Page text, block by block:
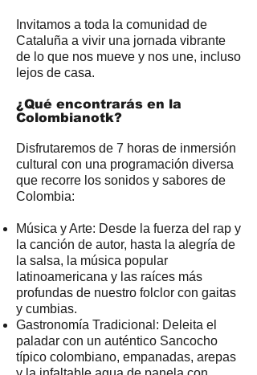
Invitamos a toda la comunidad de
Cataluña a vivir una jornada vibrante
de lo que nos mueve y nos une, incluso
lejos de casa.
¿Qué encontrarás en la
Colombianotk?
Disfrutaremos de 7 horas de inmersión
cultural con una programación diversa
que recorre los sonidos y sabores de
Colombia:
Música y Arte: Desde la fuerza del rap y
la canción de autor, hasta la alegría de
la salsa, la música popular
latinoamericana y las raíces más
profundas de nuestro folclor con gaitas
y cumbias.
Gastronomía Tradicional: Deleita el
paladar con un auténtico Sancocho
típico colombiano, empanadas, arepas